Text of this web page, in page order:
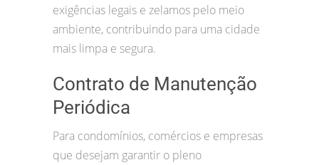
exigências legais e zelamos pelo meio
ambiente, contribuindo para uma cidade
mais limpa e segura.
Contrato de Manutenção
Periódica
Para condomínios, comércios e empresas
que desejam garantir o pleno